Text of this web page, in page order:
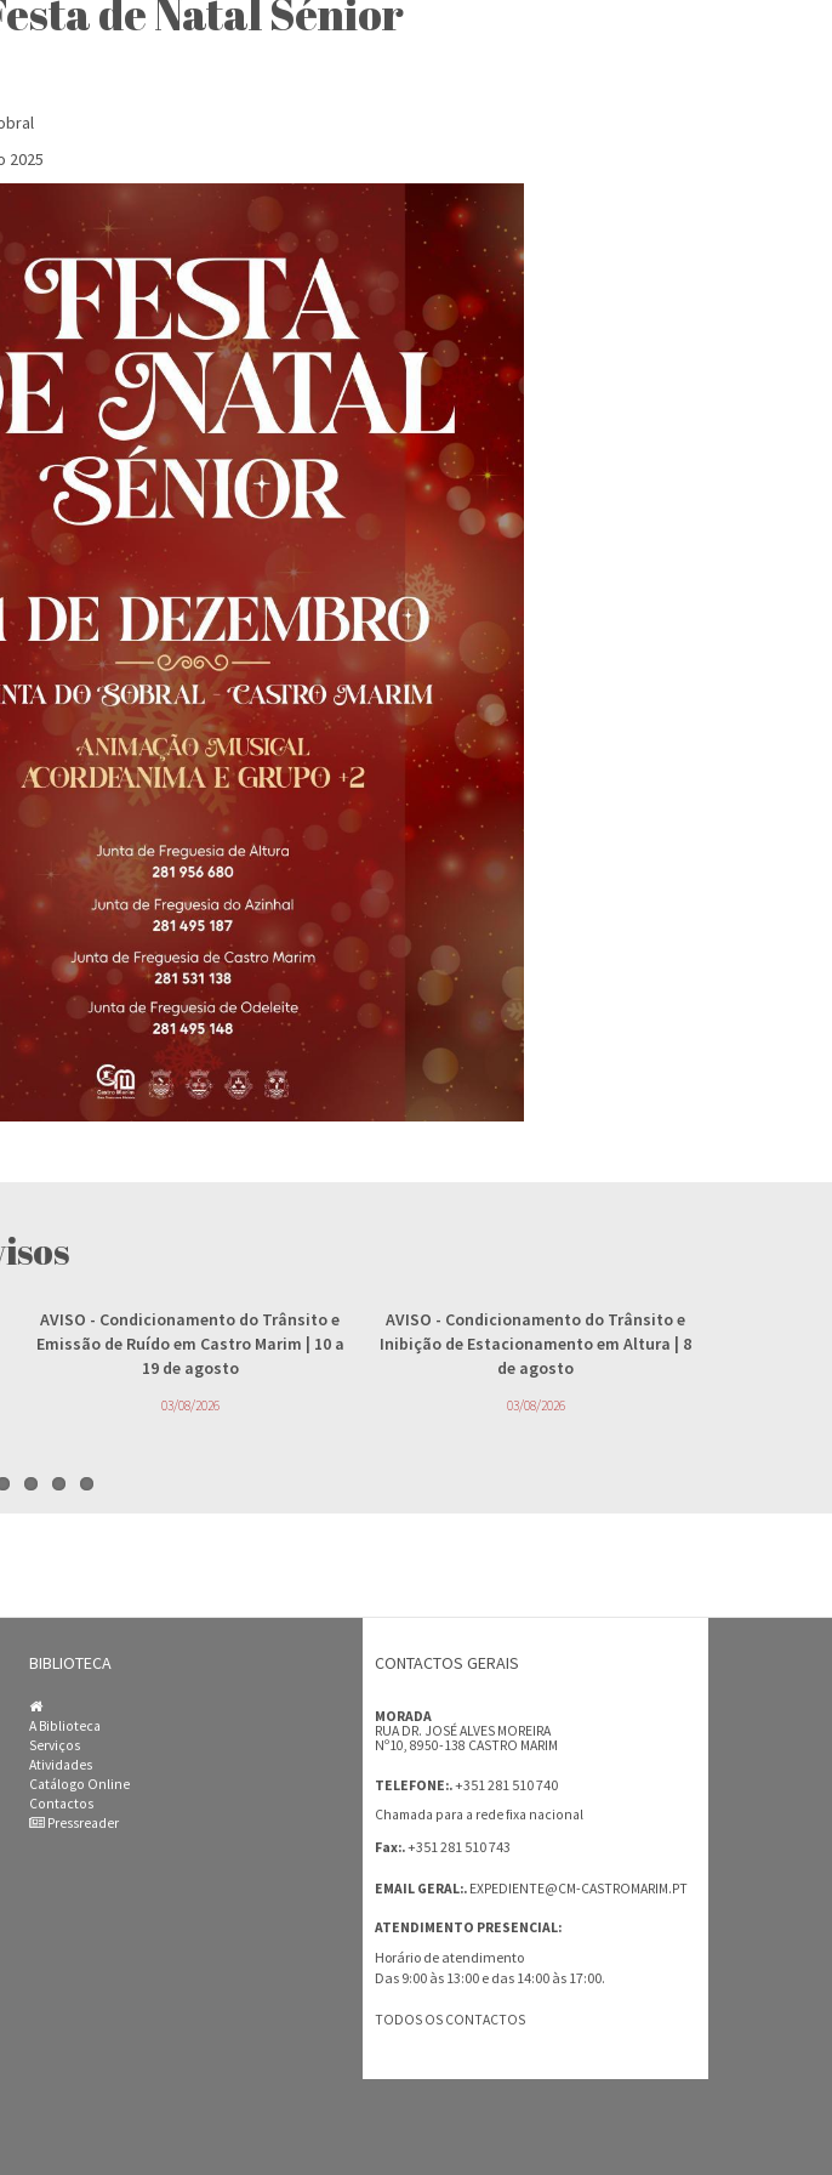
de Natal Sénior
2025
AVISO - Condicionamento do Trânsito e
Emissão de Ruído em Castro Marim | 10 a
19 de agosto
03/08/2026
AVISO - Condicionamento do Trânsito e
Inibição de Estacionamento em Altura | 8
de agosto
03/08/2026
BIBLIOTECA
A Biblioteca
Serviços
Atividades
Catálogo Online
Contactos
Pressreader
CONTACTOS GERAIS
MORADA
RUA DR. JOSÉ ALVES MOREIRA
Nº10, 8950-138 CASTRO MARIM
TELEFONE:.+351 281 510 740
Chamada para a rede fixa nacional
Fax:.+351 281 510 743
EMAIL GERAL:. EXPEDIENTE@CM-CASTROMARIM.PT
ATENDIMENTO PRESENCIAL:
Horário de atendimento
Das 9:00 às 13:00 e das 14:00 às 17:00.
TODOS OS CONTACTOS